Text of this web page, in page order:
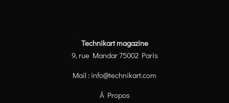
Technikart magazine
9, rue Mandar 75002 Paris
Mail : info@technikart.com
À Propos